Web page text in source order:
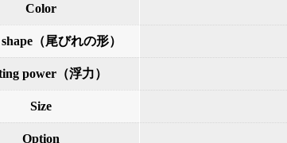
Color
（尾びれの形）
power（浮力）
Size
Option